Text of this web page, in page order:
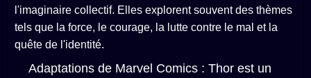
l'imaginaire collectif. Elles explorent souvent des thèmes
tels que la force, le courage, la lutte contre le mal et la
quête de l'identité.
Adaptations de Marvel Comics : Thor est un